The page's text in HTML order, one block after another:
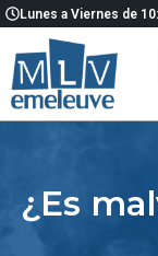
Ir
contenido
Lunes a Viernes de
¿Es